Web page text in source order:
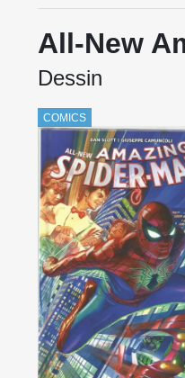
All-New
Dessin
COMICS